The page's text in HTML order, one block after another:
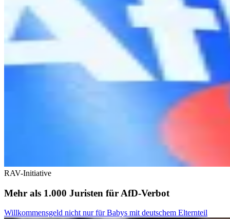
RAV-Initiative
Mehr als 1.000 Juristen für AfD-Verbot
Willkommensgeld nicht nur für Babys mit deutschem Elternteil